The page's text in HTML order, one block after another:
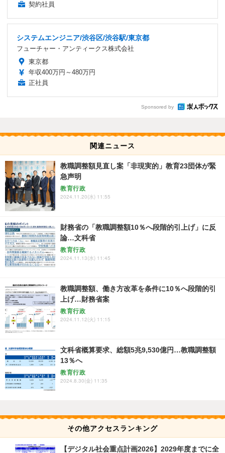
契約社員
システムエンジニア/渋谷区/渋谷駅/東京都
フューチャー・アンティークス株式会社
東京都
年収400万円～480万円
正社員
Sponsored by
関連ニュース
教職調整額見直し案「非現実的」教育23団体が緊
急声明
教育行政
2024.11.20(水) 11:55
財務省の「教職調整額10％へ段階的引上げ」に反
論…文科省
教育行政
2024.11.13(水) 11:45
教職調整額、働き方改革を条件に10％へ段階的引
上げ…財務省案
教育行政
2024.11.12(火) 11:15
文科省概算要求、総額5兆9,530億円…教職調整額
13％へ
教育行政
2024.8.30(金) 11:35
その他アクセスランキング
【デジタル社会重点計画2026】2029年度までに全